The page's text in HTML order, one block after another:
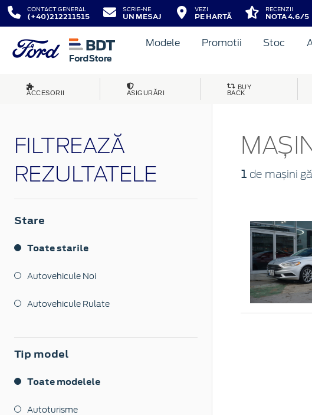
CONTACT GENERAL
(+40)212211515
SCRIE-NE
UN MESAJ
VEZI
PE HARTĂ
RECENZII
NOTA 4.6/5
Modele Promotii Stoc
ACCESORII ASIGURĂRI
BUY
BACK
FILTREAZĂ
REZULTATELE
Stare
Toate starile
Autovehicule Noi
Autovehicule Rulate
Tip model
Toate modelele
Autoturisme
1 de mașini